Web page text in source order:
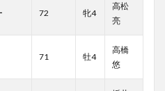
72 牝4
高松
亮
71 牡4
高橋
悠